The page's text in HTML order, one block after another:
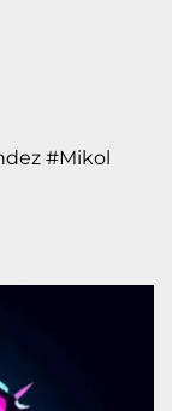
#Mikol